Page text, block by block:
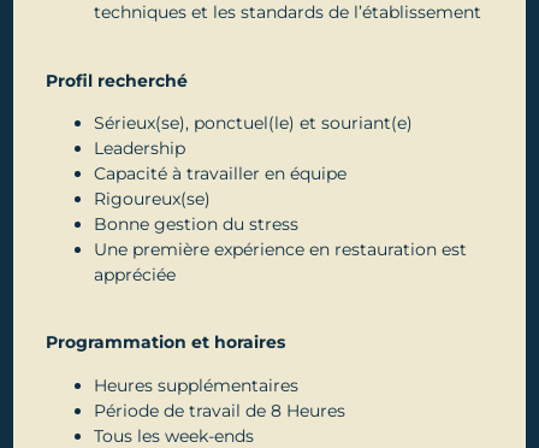
techniques et les standards de l’établissement
Profil recherché
Sérieux(se), ponctuel(le) et souriant(e)
Leadership
Capacité à travailler en équipe
Rigoureux(se)
Bonne gestion du stress
Une première expérience en restauration est
appréciée
Programmation et horaires
Heures supplémentaires
Période de travail de 8 Heures
Tous les week-ends